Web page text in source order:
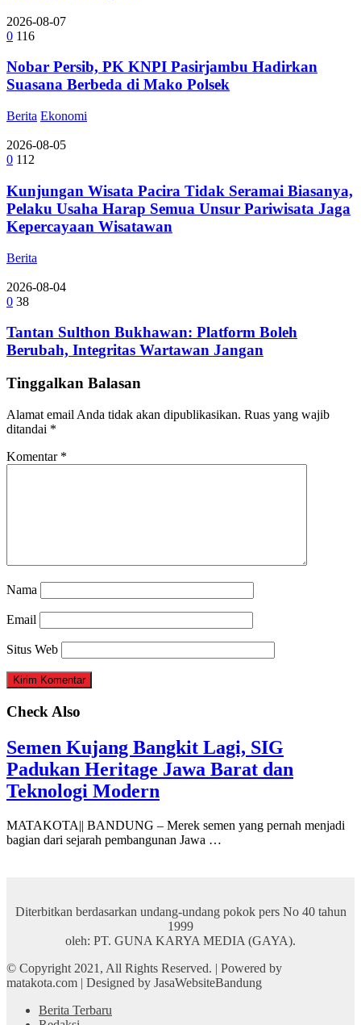
2026-08-07
0 116
Nobar Persib, PK KNPI Pasirjambu Hadirkan
Suasana Berbeda di Mako Polsek
Berita Ekonomi
2026-08-05
0 112
Kunjungan Wisata Pacira Tidak Seramai Biasanya,
Pelaku Usaha Harap Semua Unsur Pariwisata Jaga
Kepercayaan Wisatawan
Berita
2026-08-04
0 38
Tantan Sulthon Bukhawan: Platform Boleh
Berubah, Integritas Wartawan Jangan
Tinggalkan Balasan
Alamat email Anda tidak akan dipublikasikan. Ruas yang wajib
ditandai *
Komentar *
Nama
Email
Situs Web
Check Also
Semen Kujang Bangkit Lagi, SIG
Padukan Heritage Jawa Barat dan
Teknologi Modern
MATAKOTA|| BANDUNG – Merek semen yang pernah menjadi
bagian dari sejarah pembangunan Jawa …
Diterbitkan berdasarkan undang-undang pokok pers No 40 tahun
1999
oleh: PT. GUNA KARYA MEDIA (GAYA).
© Copyright 2021, All Rights Reserved. | Powered by
matakota.com | Designed by JasaWebsiteBandung
Berita Terbaru